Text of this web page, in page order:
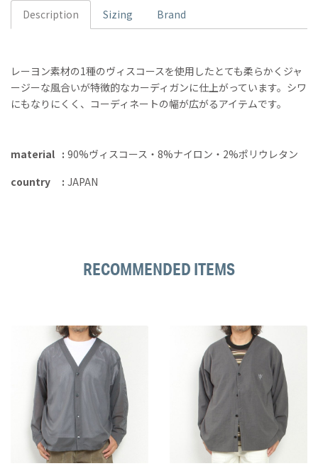
Description Sizing Brand
レーヨン素材の1種のヴィスコースを使用したとても柔らかくジャ
ージーな風合いが特徴的なカーディガンに仕上がっています。シワ
にもなりにくく、コーディネートの幅が広がるアイテムです。
material
90%ヴィスコース・8%ナイロン・2%ポリウレタン
country
JAPAN
RECOMMENDED ITEMS